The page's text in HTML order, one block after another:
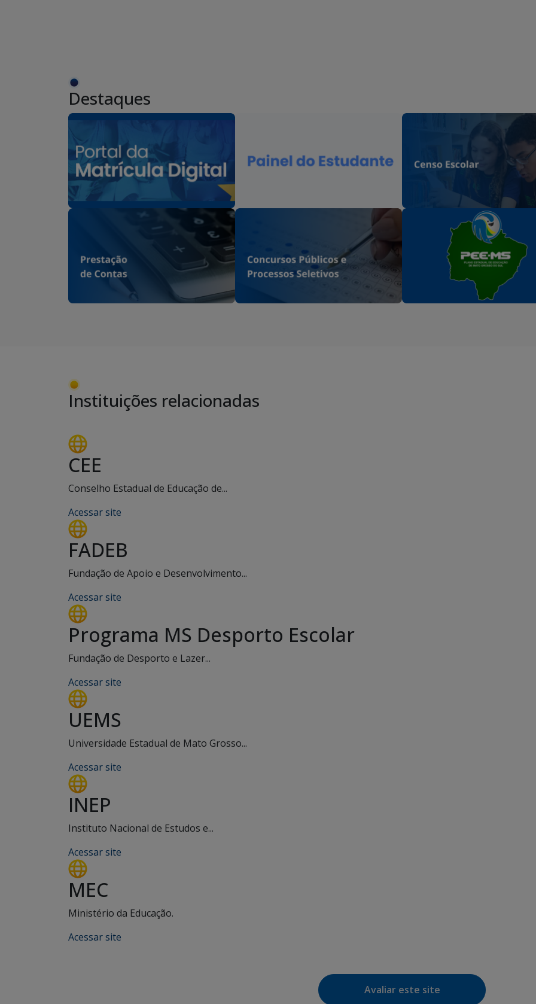
Destaques
Instituições relacionadas
CEE
Conselho Estadual de Educação de...
Acessar site
FADEB
Fundação de Apoio e Desenvolvimento...
Acessar site
Programa MS Desporto Escolar
Fundação de Desporto e Lazer...
Acessar site
UEMS
Universidade Estadual de Mato Grosso...
Acessar site
INEP
Instituto Nacional de Estudos e...
Acessar site
MEC
Ministério da Educação.
Acessar site
Avaliar este site